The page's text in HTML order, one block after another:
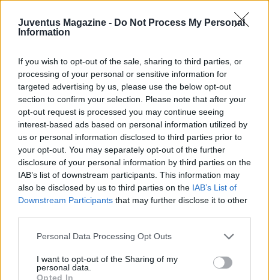
Juventus Magazine - Do Not Process My Personal
Information
If you wish to opt-out of the sale, sharing to third parties, or
processing of your personal or sensitive information for
targeted advertising by us, please use the below opt-out
section to confirm your selection. Please note that after your
opt-out request is processed you may continue seeing
interest-based ads based on personal information utilized by
us or personal information disclosed to third parties prior to
your opt-out. You may separately opt-out of the further
disclosure of your personal information by third parties on the
IAB’s list of downstream participants. This information may
also be disclosed by us to third parties on the IAB’s List of
Downstream Participants that may further disclose it to other
Personal Data Processing Opt Outs
I want to opt-out of the Sharing of my
personal data.
Opted In
osservatore nerazzurro lo ha seguito durante Atalanta-
Cagliari. Forte sul giocatore ci sarebbe anche la Juventus, il
Napoli alla finestra. Il prezzo del cartellino dovrebbe essere di
essere decisivo. Se Dumfries dovesse operarsi e restare
fermo per un paio di mesi, l’Inter potrebbe essere costretta a
intervenire già a gennaio. Palestra sembrerebbe il profilo
adatto al club di Appiano Gentile.